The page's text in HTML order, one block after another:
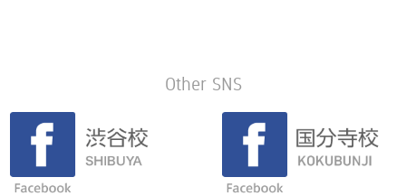
Other SNS